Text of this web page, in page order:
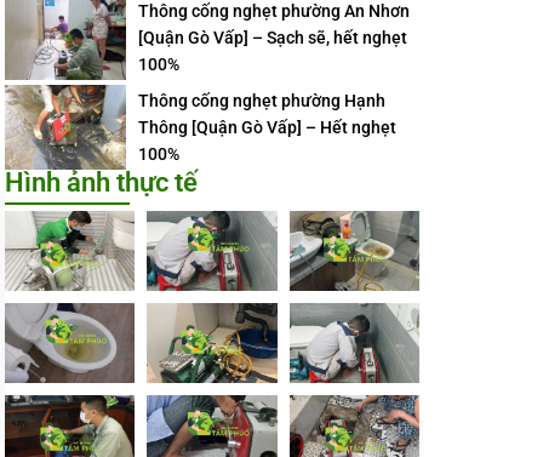
Thông cống nghẹt phường An Nhơn
[Quận Gò Vấp] – Sạch sẽ, hết nghẹt
100%
Thông cống nghẹt phường Hạnh
Thông [Quận Gò Vấp] – Hết nghẹt
100%
Hình ảnh thực tế